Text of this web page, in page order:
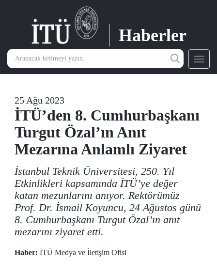
Haberler
25 Ağu 2023
İTÜ’den 8. Cumhurbaşkanı
Turgut Özal’ın Anıt
Mezarına Anlamlı Ziyaret
İstanbul Teknik Üniversitesi, 250. Yıl
Etkinlikleri kapsamında İTÜ’ye değer
katan mezunlarını anıyor. Rektörümüz
Prof. Dr. İsmail Koyuncu, 24 Ağustos günü
8. Cumhurbaşkanı Turgut Özal’ın anıt
mezarını ziyaret etti.
Haber: İTÜ Medya ve İletişim Ofisi